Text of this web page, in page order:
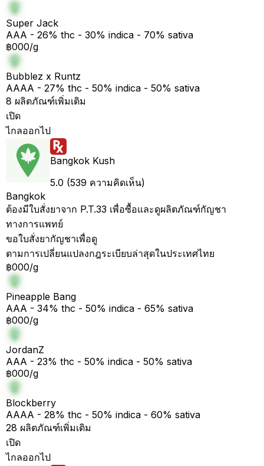
Super Jack
AAA - 26% thc - 30% indica - 70% sativa
฿000/g
Bubblez x Runtz
AAAA - 27% thc - 50% indica - 50% sativa
8 ผลิตภัณฑ์เพิ่มเติม
เปิด
ไกลออกไป
Bangkok Kush
5.0 (539 ความคิดเห็น)
Bangkok
ต้องมีใบสั่งยาจาก P.T.33 เพื่อซื้อและดูผลิตภัณฑ์กัญชา
ทางการแพทย์
ขอใบสั่งยากัญชาเพื่อดู
ตามการเปลี่ยนแปลงกฎระเบียบล่าสุดในประเทศไทย
฿000/g
Pineapple Bang
AAA - 34% thc - 50% indica - 65% sativa
฿000/g
JordanZ
AAA - 23% thc - 50% indica - 50% sativa
฿000/g
Blockberry
AAAA - 28% thc - 50% indica - 60% sativa
28 ผลิตภัณฑ์เพิ่มเติม
เปิด
ไกลออกไป